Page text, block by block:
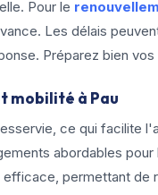
Pour le
Les délais
Préparez bien
mobilité à Pau
ce qui facilite
abordables
permettant de